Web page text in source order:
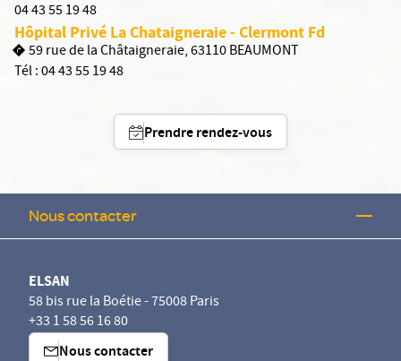
04 43 55 19 48
Hôpital Privé La Chataigneraie - Clermont Fd
59 rue de la Châtaigneraie, 63110 BEAUMONT
Tél :04 43 55 19 48
Prendre rendez-vous
Nous contacter
ELSAN
58 bis rue la Boétie - 75008 Paris
+33 1 58 56 16 80
Nous contacter